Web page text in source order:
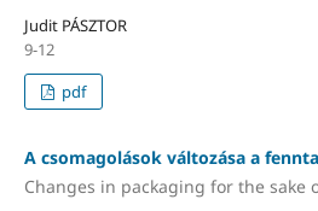
Judit PÁSZTOR
9-12
pdf
A csomagolások változása a
Changes in packaging for the sake